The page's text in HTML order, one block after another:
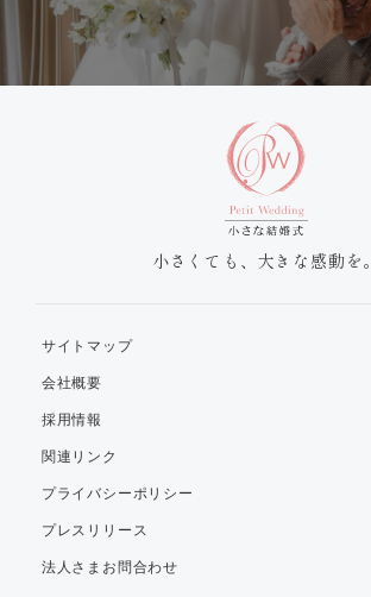
小さくても、大きな感動を。
サイトマップ
会社概要
採用情報
関連リンク
プライバシーポリシー
プレスリリース
法人さまお問合わせ